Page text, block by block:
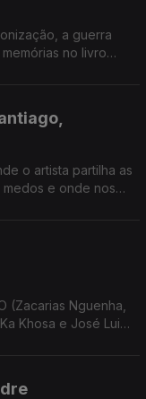
a guerra
no livro
o artista partilha as
e onde nos
(Zacarias Nguenha,
Khosa e José Luiz